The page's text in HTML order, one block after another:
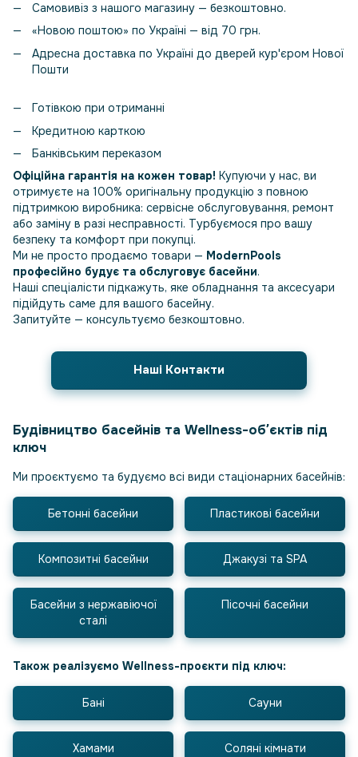
Самовивіз з нашого магазину — безкоштовно.
«Новою поштою» по Україні — від 70 грн.
Адресна доставка по Україні до дверей кур'єром Нової
Пошти
Готівкою при отриманні
Кредитною карткою
Банківським переказом
Офіційна гарантія на кожен товар! Купуючи у нас, ви
отримуєте на 100% оригінальну продукцію з повною
підтримкою виробника: сервісне обслуговування, ремонт
або заміну в разі несправності. Турбуємося про вашу
безпеку та комфорт при покупці.
Ми не просто продаємо товари — ModernPools
професійно будує та обслуговує басейни.
Наші спеціалісти підкажуть, яке обладнання та аксесуари
підійдуть саме для вашого басейну.
Запитуйте — консультуємо безкоштовно.
Наші Контакти
Будівництво басейнів та Wellness-обʼєктів під
ключ
Ми проєктуємо та будуємо всі види стаціонарних басейнів:
Бетонні басейни Пластикові басейни
Композитні басейни Джакузі та SPA
Басейни з нержавіючої
сталі
Пісочні басейни
Також реалізуємо Wellness-проєкти під ключ:
Бані Сауни
Хамами Соляні кімнати